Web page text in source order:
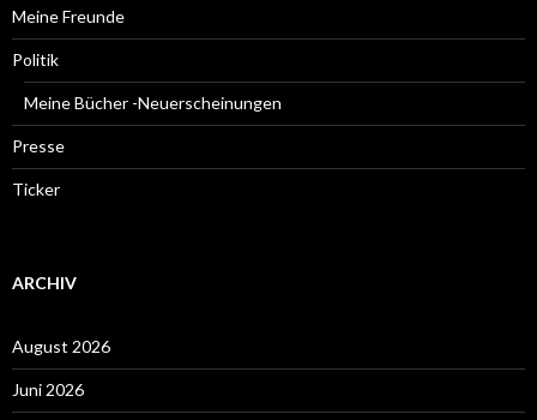
Meine Freunde
Politik
Meine Bücher -Neuerscheinungen
Presse
Ticker
ARCHIV
August 2026
Juni 2026